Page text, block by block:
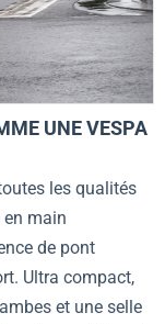
UNE VESPA
les qualités
en main
de pont
Ultra compact,
et une selle